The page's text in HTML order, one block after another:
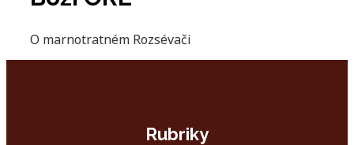
O marnotratném Rozsévači
Rubriky